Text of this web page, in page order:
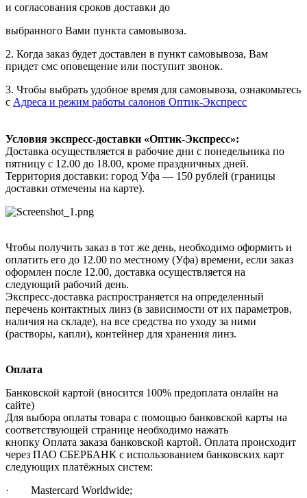
и согласования сроков доставки до
выбранного Вами пункта самовывоза.
2. Когда заказ будет доставлен в пункт самовывоза, Вам
придет смс оповещение или поступит звонок.
3. Чтобы выбрать удобное время для самовывоза, ознакомьтесь
с Адреса и режим работы салонов Оптик-Экспресс
Условия экспресс-доставки «Оптик-Экспресс»:
Доставка осуществляется в рабочие дни с понедельника по
пятницу с 12.00 до 18.00, кроме праздничных дней.
Территория доставки: город Уфа — 150 рублей (границы
доставки отмечены на карте).
Чтобы получить заказ в тот же день, необходимо оформить и
оплатить его до 12.00 по местному (Уфа) времени, если заказ
оформлен после 12.00, доставка осуществляется на
следующий рабочий день.
Экспресс-доставка распространяется на определенный
перечень контактных линз (в зависимости от их параметров,
наличия на складе), на все средства по уходу за ними
(растворы, капли), контейнер для хранения линз.
Оплата
Банковской картой (вносится 100% предоплата онлайн на
сайте)
Для выбора оплаты товара с помощью банковской карты на
соответствующей странице необходимо нажать
кнопку Оплата заказа банковской картой. Оплата происходит
через ПАО СБЕРБАНК с использованием банковских карт
следующих платёжных систем:
· Mastercard Worldwide;